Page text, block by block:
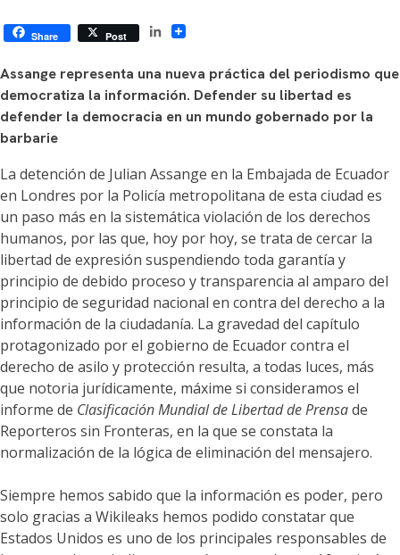
Share Post LinkedIn
Assange representa una nueva práctica del periodismo que
democratiza la información. Defender su libertad es
defender la democracia en un mundo gobernado por la
barbarie
La detención de Julian Assange en la Embajada de Ecuador
en Londres por la Policía metropolitana de esta ciudad es
un paso más en la sistemática violación de los derechos
humanos, por las que, hoy por hoy, se trata de cercar la
libertad de expresión suspendiendo toda garantía y
principio de debido proceso y transparencia al amparo del
principio de seguridad nacional en contra del derecho a la
información de la ciudadanía. La gravedad del capítulo
protagonizado por el gobierno de Ecuador contra el
derecho de asilo y protección resulta, a todas luces, más
que notoria jurídicamente, máxime si consideramos el
informe de Clasificación Mundial de Libertad de Prensade
Reporteros sin Fronteras, en la que se constata la
normalización de la lógica de eliminación del mensajero.
Siempre hemos sabido que la información es poder, pero
solo gracias a Wikileaks hemos podido constatar que
Estados Unidos es uno de los principales responsables de